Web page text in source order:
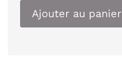
Ajouter au panier